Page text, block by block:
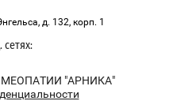
д. 132, корп. 1
сетях:
"АРНИКА"